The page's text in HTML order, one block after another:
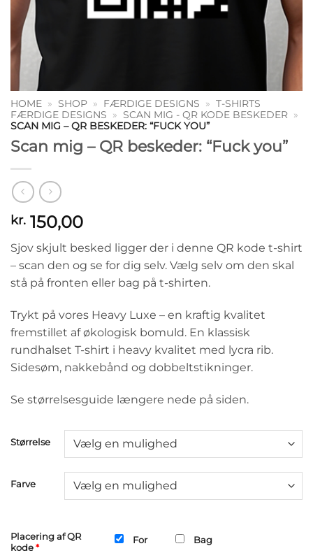
HOME » SHOP » FÆRDIGE DESIGNS » T-SHIRTS
FÆRDIGE DESIGNS
» SCAN MIG - QR KODE BESKEDER »
SCAN MIG – QR BESKEDER: “FUCK YOU”
Scan mig – QR beskeder: “Fuck you”
kr. 150,00
Sjov skjult besked ligger der i denne QR kode t-shirt
– scan den og se for dig selv. Vælg selv om den skal
stå på fronten eller bag på t-shirten.
Trykt på vores Heavy Luxe – en kraftig kvalitet
fremstillet af økologisk bomuld. En klassisk
rundhalset T-shirt i heavy kvalitet med lycra rib.
Sidesøm, nakkebånd og dobbeltstikninger.
Se størrelsesguide længere nede på siden.
Størrelse
Farve
Placering af QR
kode*
For Bag